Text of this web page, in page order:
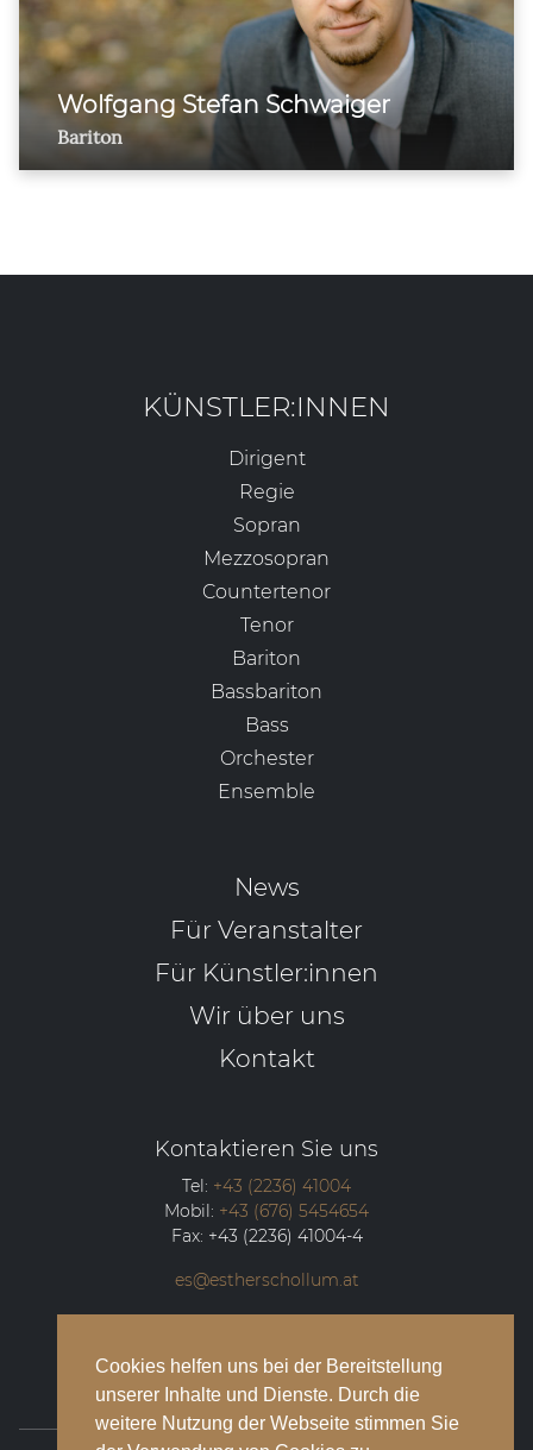
Cookies helfen uns bei der Bereitstellung
unserer Inhalte und Dienste. Durch die
weitere Nutzung der Webseite stimmen Sie
Wolfgang Stefan Schwaiger
Bariton
KÜNSTLER:INNEN
Dirigent
Regie
Sopran
Mezzosopran
Countertenor
Tenor
Bariton
Bassbariton
Bass
Orchester
Ensemble
News
Für Veranstalter
Für Künstler:innen
Wir über uns
Kontakt
Kontaktieren Sie uns
Tel: +43 (2236) 41004
Mobil: +43 (676) 5454654
Fax: +43 (2236) 41004-4
es@estherschollum.at
2340 Mödling